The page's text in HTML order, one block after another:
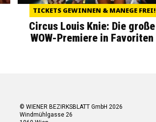
TICKETS GEWINNEN & MANEGE FREI!
Circus Louis Knie: Die große
WOW-Premiere in Favoriten
© WIENER BEZIRKSBLATT GmbH 2026
Windmühlgasse 26